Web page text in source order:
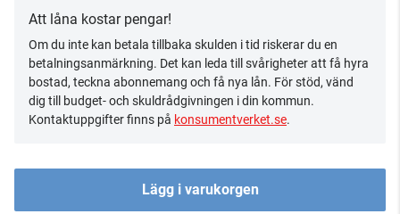
Att låna kostar pengar!
Om du inte kan betala tillbaka skulden i tid riskerar du en
betalningsanmärkning. Det kan leda till svårigheter att få hyra
bostad, teckna abonnemang och få nya lån. För stöd, vänd
dig till budget- och skuldrådgivningen i din kommun.
Kontaktuppgifter finns på konsumentverket.se.
Lägg i varukorgen